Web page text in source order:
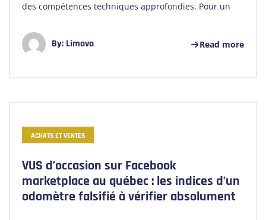
des compétences techniques approfondies. Pour un
By: Limova Read more
ACHATS ET VENTES
VUS d’occasion sur Facebook
marketplace au québec : les indices d’un
odomètre falsifié à vérifier absolument